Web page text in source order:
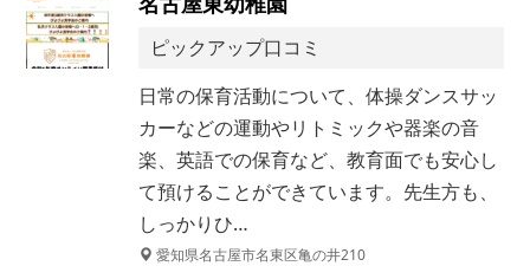
ピックアップ口コミ
日常の保育活動について、体操ダンスサッ
カーなどの運動やリトミックや器楽の音
楽、英語での保育など、教育面でも安心し
て預けることができています。先生方も、
しっかりひ…
愛知県名古屋市名東区亀の井210